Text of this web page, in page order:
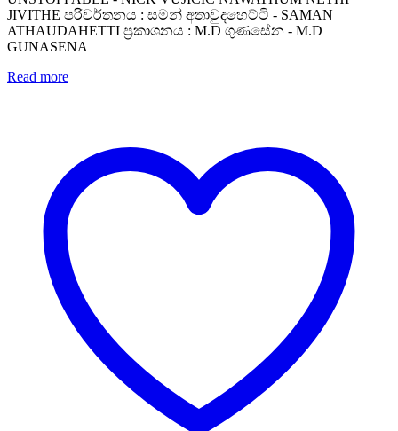
JIVITHE පරිවර්තනය : සමන් අතාවුදහෙට්ටි - SAMAN
ATHAUDAHETTI ප්‍රකාශනය : M.D ගුණසේන - M.D
GUNASENA
Read more